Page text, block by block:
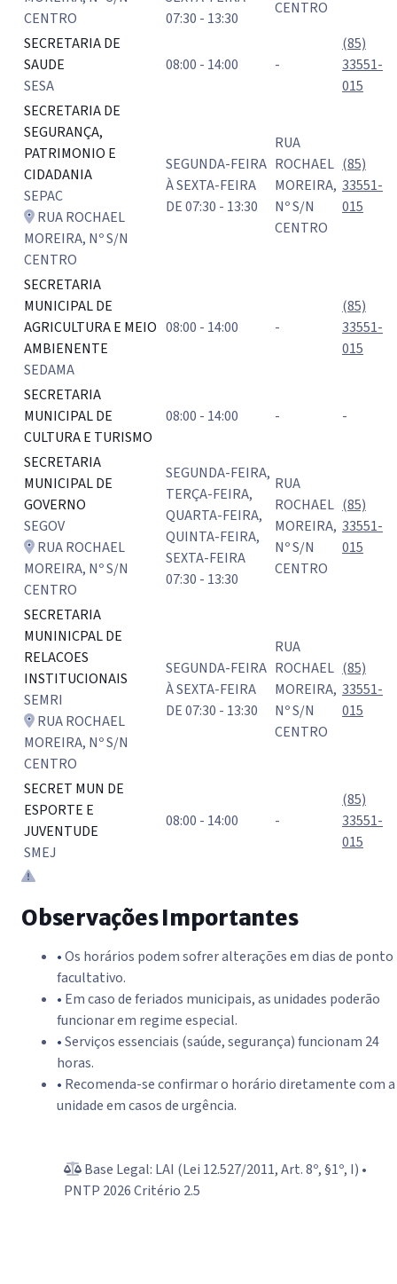
CENTRO
07:30 - 13:30
CENTRO
SECRETARIA DE
SAUDE
SESA
08:00 - 14:00 -
(85)
33551-
015
SECRETARIA DE
SEGURANÇA,
PATRIMONIO E
CIDADANIA
SEPAC
RUA ROCHAEL
MOREIRA, Nº S/N
CENTRO
SEGUNDA-FEIRA
À SEXTA-FEIRA
DE 07:30 - 13:30
RUA
ROCHAEL
MOREIRA,
Nº S/N
CENTRO
(85)
33551-
015
SECRETARIA
MUNICIPAL DE
AGRICULTURA E MEIO
AMBIENENTE
SEDAMA
08:00 - 14:00 -
(85)
33551-
015
SECRETARIA
MUNICIPAL DE
CULTURA E TURISMO
08:00 - 14:00 - -
SECRETARIA
MUNICIPAL DE
GOVERNO
SEGOV
RUA ROCHAEL
MOREIRA, Nº S/N
CENTRO
SEGUNDA-FEIRA,
TERÇA-FEIRA,
QUARTA-FEIRA,
QUINTA-FEIRA,
SEXTA-FEIRA
07:30 - 13:30
RUA
ROCHAEL
MOREIRA,
Nº S/N
CENTRO
(85)
33551-
015
SECRETARIA
MUNINICPAL DE
RELACOES
INSTITUCIONAIS
SEMRI
RUA ROCHAEL
MOREIRA, Nº S/N
CENTRO
SEGUNDA-FEIRA
À SEXTA-FEIRA
DE 07:30 - 13:30
RUA
ROCHAEL
MOREIRA,
Nº S/N
CENTRO
(85)
33551-
015
SECRET MUN DE
ESPORTE E
JUVENTUDE
SMEJ
08:00 - 14:00 -
(85)
33551-
015
Observações Importantes
•Os horários podem sofrer alterações em dias de ponto
facultativo.
• Em caso de feriados municipais, as unidades poderão
funcionar em regime especial.
•Serviços essenciais (saúde, segurança) funcionam 24
horas.
• Recomenda-se confirmar o horário diretamente com a
unidade em casos de urgência.
Base Legal: LAI (Lei 12.527/2011, Art. 8º, §1º, I) •
PNTP 2026 Critério 2.5